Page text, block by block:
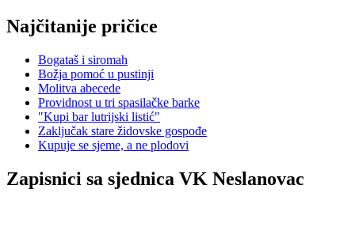
Najčitanije pričice
Bogataš i siromah
Božja pomoć u pustinji
Molitva abecede
Providnost u tri spasilačke barke
"Kupi bar lutrijski listić"
Zaključak stare židovske gospođe
Kupuje se sjeme, a ne plodovi
Zapisnici sa sjednica VK Neslanovac